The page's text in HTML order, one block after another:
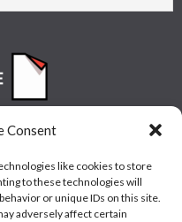
Consent
like cookies to store
to these technologies will
or unique IDs on this site.
adversely affect certain